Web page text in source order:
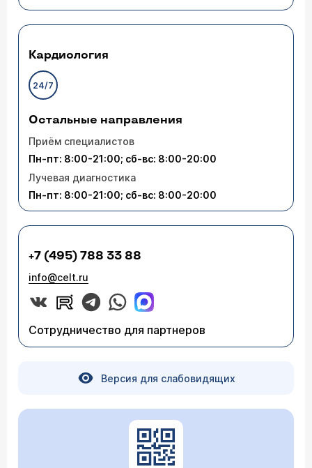
Кардиология
24/7
Остальные направления
Приём специалистов
Пн-пт: 8:00-21:00; сб-вс: 8:00-20:00
Лучевая диагностика
Пн-пт: 8:00-21:00; сб-вс: 8:00-20:00
+7 (495) 788 33 88
info@celt.ru
Сотрудничество для партнеров
Версия для слабовидящих